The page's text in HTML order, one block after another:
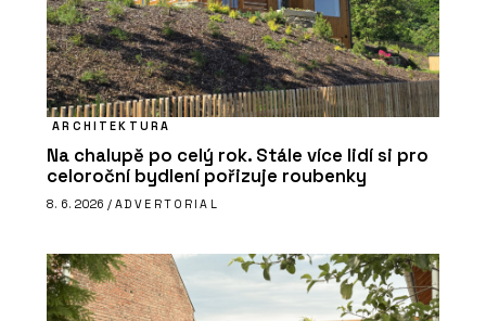
ARCHITEKTURA
Na chalupě po celý rok. Stále více lidí si pro
celoroční bydlení pořizuje roubenky
8. 6. 2026 / ADVERTORIAL